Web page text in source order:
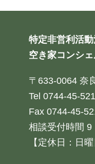
特定非営利活
空き家コンシ
〒633-0064 奈
Tel 0744-45-
Fax 0744-45-
相談受付時間 9
【定休日：日